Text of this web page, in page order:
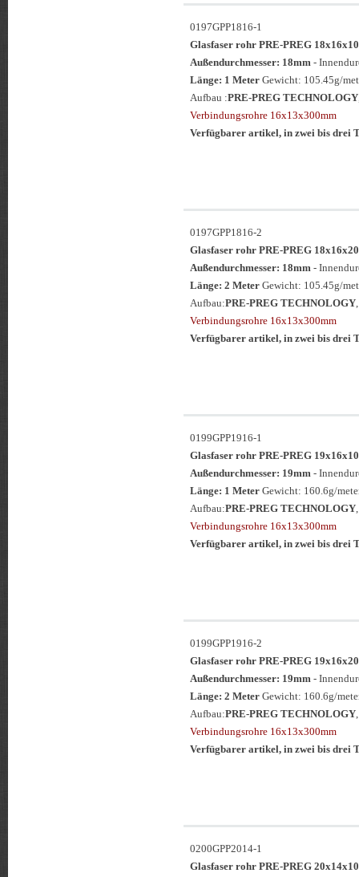
0197GPP1816-1
Glasfaser rohr PRE-PREG
Außendurchmesser: 18mm -
Länge: 1 Meter Gewicht: 105.45g/
Aufbau :PRE-PREG TECHNOLOGY
Verbindungsrohre 16x13x300mm
Verfügbarer artikel, in zwei bis drei
0197GPP1816-2
Glasfaser rohr PRE-PREG
Außendurchmesser: 18mm -
Länge: 2 Meter Gewicht: 105.45g/
Aufbau:PRE-PREG TECHNOLOGY
Verbindungsrohre 16x13x300mm
Verfügbarer artikel, in zwei bis drei
0199GPP1916-1
Glasfaser rohr PRE-PREG
Außendurchmesser: 19mm -
Länge: 1 Meter Gewicht: 160.6g/
Aufbau:PRE-PREG TECHNOLOGY
Verbindungsrohre 16x13x300mm
Verfügbarer artikel, in zwei bis drei
0199GPP1916-2
Glasfaser rohr PRE-PREG
Außendurchmesser: 19mm -
Länge: 2 Meter Gewicht: 160.6g/
Aufbau:PRE-PREG TECHNOLOGY
Verbindungsrohre 16x13x300mm
Verfügbarer artikel, in zwei bis drei
0200GPP2014-1
Glasfaser rohr PRE-PREG